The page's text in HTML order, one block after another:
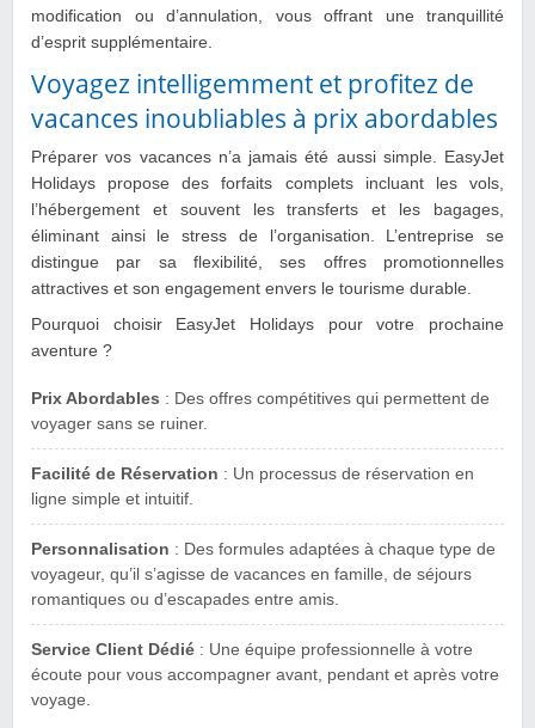
modification ou d’annulation, vous offrant une tranquillité
d’esprit supplémentaire.
Voyagez intelligemment et profitez de
vacances inoubliables à prix abordables
Préparer vos vacances n’a jamais été aussi simple. EasyJet
Holidays propose des forfaits complets incluant les vols,
l’hébergement et souvent les transferts et les bagages,
éliminant ainsi le stress de l’organisation. L’entreprise se
distingue par sa flexibilité, ses offres promotionnelles
attractives et son engagement envers le tourisme durable.
Pourquoi choisir EasyJet Holidays pour votre prochaine
aventure ?
Prix Abordables : Des offres compétitives qui permettent de
voyager sans se ruiner.
Facilité de Réservation : Un processus de réservation en
ligne simple et intuitif.
Personnalisation : Des formules adaptées à chaque type de
voyageur, qu’il s’agisse de vacances en famille, de séjours
romantiques ou d’escapades entre amis.
Service Client Dédié : Une équipe professionnelle à votre
écoute pour vous accompagner avant, pendant et après votre
voyage.